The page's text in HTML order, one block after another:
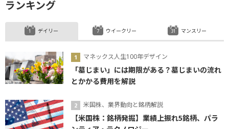
ランキング
デイリー
マネックス人生100年デザイン
「墓じまい」には期限がある？墓じまいの流れ
とかかる費用を解説
米国株、業界動向と銘柄解説
【米国株：銘柄発掘】業績上振れ5銘柄、パラ
ウイークリー マンスリー